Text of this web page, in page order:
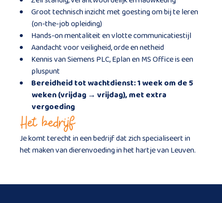
Groot technisch inzicht met goesting om bij te leren
(on-the-job opleiding)
Hands-on mentaliteit en vlotte communicatiestijl
Aandacht voor veiligheid, orde en netheid
Kennis van Siemens PLC, Eplan en MS Office is een
pluspunt
Bereidheid tot wachtdienst: 1 week om de 5
weken (vrijdag → vrijdag), met extra
vergoeding
Het bedrijf
Je komt terecht in een bedrijf dat zich specialiseert in
het maken van dierenvoeding in het hartje van Leuven.